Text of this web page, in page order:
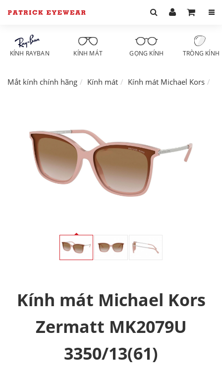
KÍNH RAYBAN KÍNH MÁT GỌNG KÍNH TRÒNG KÍNH
Mắt kính chính hãng Kính mát Kính mát Michael Kors
Kính mát Michael Kors
Zermatt MK2079U
3350/13(61)